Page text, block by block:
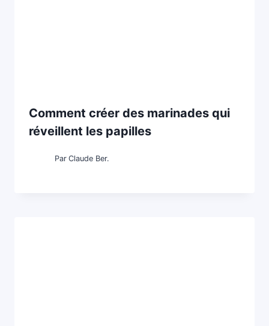
Comment créer des marinades qui
réveillent les papilles
Par Claude Ber.